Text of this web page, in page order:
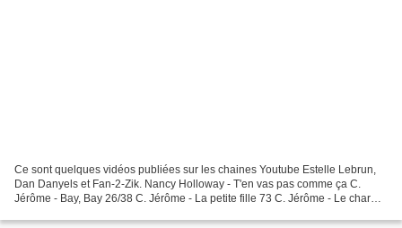
Ce sont quelques vidéos publiées sur les chaines Youtube Estelle Lebrun,
Dan Danyels et Fan-2-Zik. Nancy Holloway - T'en vas pas comme ça C.
Jérôme - Bay, Bay 26/38 C. Jérôme - La petite fille 73 C. Jérôme - Le charme